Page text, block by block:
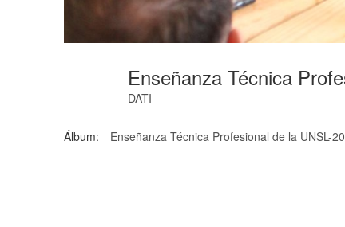
Enseñanza Técnica
DATI
Álbum: Enseñanza Técnica Profesional de la UNSL-